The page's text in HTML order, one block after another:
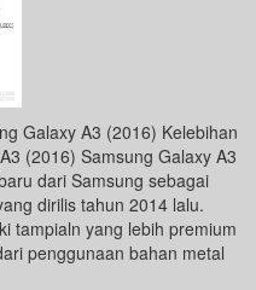
Galaxy A3 (2016) Kelebihan
(2016) Samsung Galaxy A3
dari Samsung sebagai
dirilis tahun 2014 lalu.
tampialn yang lebih premium
penggunaan bahan metal